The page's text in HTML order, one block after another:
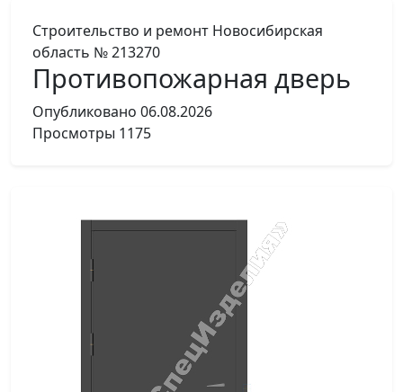
Строительство и ремонт Новосибирская
область № 213270
Противопожарная дверь
Опубликовано 06.08.2026
Просмотры 1175